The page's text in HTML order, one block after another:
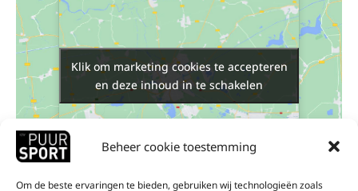
Beheer cookie toestemming
Om de beste ervaringen te bieden, gebruiken wij technologieën zoals
Klik om marketing cookies te accepteren
en deze inhoud in te schakelen
Klik om marketing cookies te accepteren
en deze inhoud in te schakelen